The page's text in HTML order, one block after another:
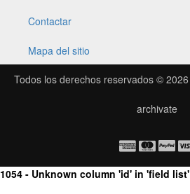
Contactar
Mapa del sitio
Todos los derechos reservados © 2026
archivate
1054 - Unknown column 'id' in 'field list'